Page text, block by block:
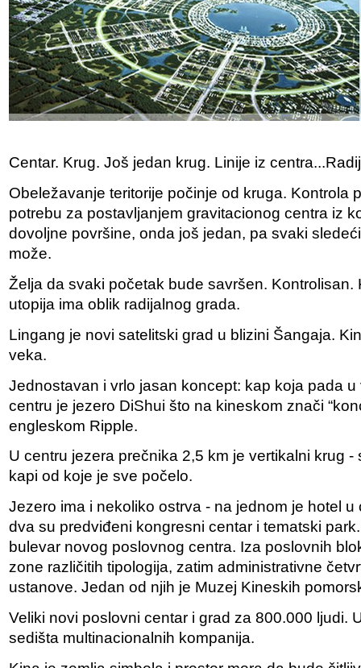
Centar. Krug. Još jedan krug. Linije iz
Obeležavanje teritorije počinje od kruga. Kontrola
potrebu za postavljanjem gravitacionog centra iz
dovoljne površine, onda još jedan, pa svaki
može.
Želja da svaki početak bude savršen. Kontrolisan.
utopija ima oblik radijalnog grada.
Lingang je novi satelitski grad u blizini Šangaja.
veka.
Jednostavan i vrlo jasan koncept: kap koja pada
centru je jezero DiShui što na kineskom znači
engleskom Ripple.
U centru jezera prečnika 2,5 km je vertikalni krug -
kapi od koje je sve počelo.
Jezero ima i nekoliko ostrva - na jednom je hotel
dva su predviđeni kongresni centar i tematski
bulevar novog poslovnog centra. Iza poslovnih
zone različitih tipologija, zatim administrativne
ustanove. Jedan od njih je Muzej Kineskih
Veliki novi poslovni centar i grad za 800.000 ljudi.
sedišta multinacionalnih kompanija.